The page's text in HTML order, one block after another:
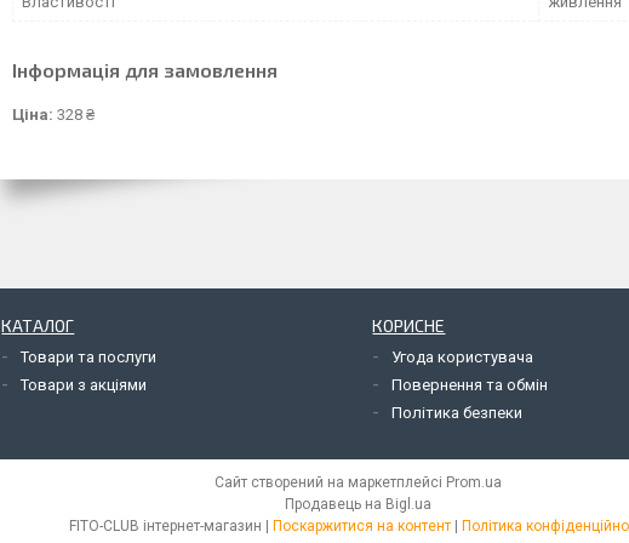
Інформація для замовлення
Ціна: 328 ₴
КАТАЛОГ
Товари та послуги
Товари з акціями
КОРИСНЕ
Угода користувача
Повернення та обмін
Політика безпеки
Сайт створений на маркетплейсі Prom.ua
Продавець на Bigl.ua
Поскаржитися на контент Політика